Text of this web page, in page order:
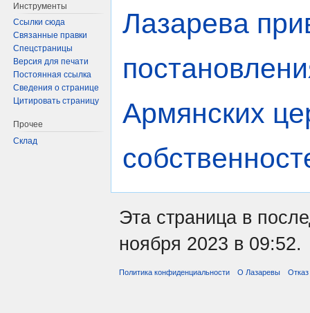
Лазарева
Армянских
Инструменты
Ссылки сюда
Связанные правки
Спецстраницы
Версия для печати
Постоянная ссылка
Сведения о странице
Цитировать страницу
Прочее
Склад
Эта страница в
ноября 2023 в 09:52.
Политика конфиденциальности О Лазаревы Отказ